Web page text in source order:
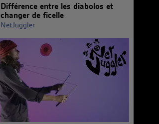
Différence entre les diabolos et
changer de ficelle
NetJuggler